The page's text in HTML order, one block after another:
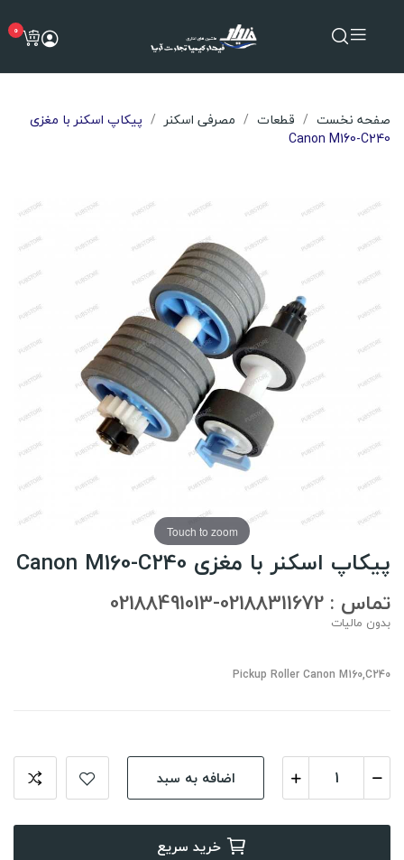
0
صفحه نخست قطعات مصرفی اسکنر
پیکاپ اسکنر با مغزی
Canon M160-C240
Touch to zoom
پیکاپ اسکنر با مغزی Canon M160-C240
تماس : 02188311672-02188491013
بدون مالیات
Pickup Roller Canon M160,C240
اضافه به سبد
خرید سریع